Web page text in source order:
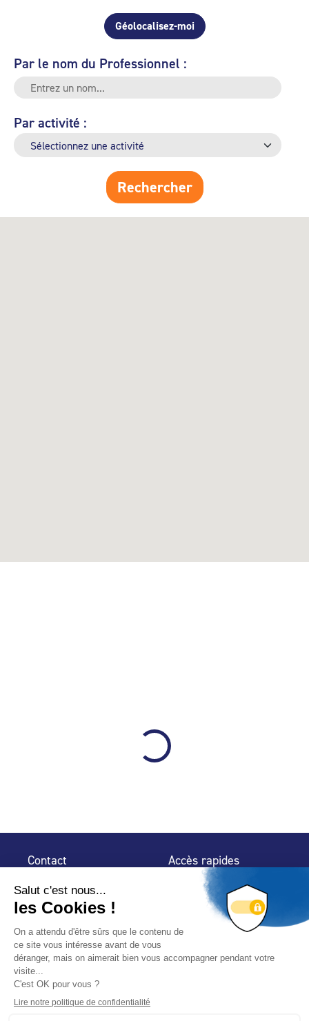
Géolocalisez-moi
Par le nom du Professionnel :
Par activité :
Contact
32 rue de Mogador
75 009 Paris
Accès rapides
Espace Presse
Trouver un
professionnel
Nous suivre